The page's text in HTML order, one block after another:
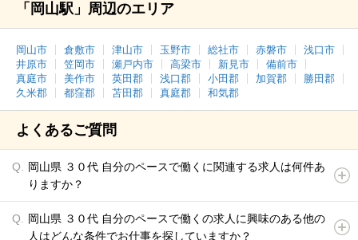
「岡山駅」周辺のエリア
岡山市 倉敷市 津山市 玉野市 総社市 赤磐市
浅口市
井原市
笠岡市 瀬戸内市 高梁市 新見市
備前市
真庭市
美作市 英田郡 浅口郡 小田郡 加賀郡
勝田郡
久米郡
都窪郡 苫田郡 真庭郡 和気郡
よくあるご質問
岡山県 ３０代 自分のペースで働くに関連する求人は何件あ
りますか？
岡山県 ３０代 自分のペースで働くの求人に興味のある他の
人はどんな条件でお仕事を探していますか？